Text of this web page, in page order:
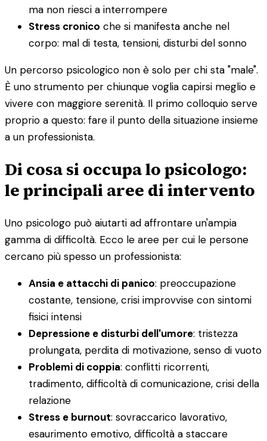
ma non riesci a interrompere
Stress cronico che si manifesta anche nel
corpo: mal di testa, tensioni, disturbi del sonno
Un percorso psicologico non è solo per chi sta "male".
È uno strumento per chiunque voglia capirsi meglio e
vivere con maggiore serenità. Il primo colloquio serve
proprio a questo: fare il punto della situazione insieme
a un professionista.
Di cosa si occupa lo psicologo:
le principali aree di intervento
Uno psicologo può aiutarti ad affrontare un'ampia
gamma di difficoltà. Ecco le aree per cui le persone
cercano più spesso un professionista:
Ansia e attacchi di panico: preoccupazione
costante, tensione, crisi improvvise con sintomi
fisici intensi
Depressione e disturbi dell'umore: tristezza
prolungata, perdita di motivazione, senso di vuoto
Problemi di coppia: conflitti ricorrenti,
tradimento, difficoltà di comunicazione, crisi della
relazione
Stress e burnout: sovraccarico lavorativo,
esaurimento emotivo, difficoltà a staccare